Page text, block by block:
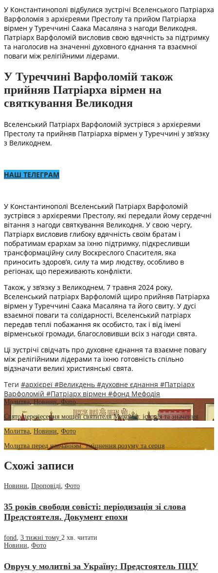
У Константинополі відбулися зустрічі Вселенського Патріарха
Варфоломія з архієреями Престолу та прийом Патріарха
вірмен у Туреччині Саака Масаляна з нагоди Великодня.
Патріарх Варфоломій висловив свою вдячність за підтримку
та наголосив на значенні духовного єднання та взаємної
поваги між релігійними лідерами.
У Туреччині Варфоломій також
прийняв Патріарха вірмен на
святкування Великодня
Вселенський Патріарх Варфоломій зустрівся з архієреями
Престолу та прийняв Патріарха вірмен у Туреччині у зв’язку
з Великоднем.
НАШ ТЕЛЕГРАМ
У Константинополі Вселенський Патріарх Варфоломій
зустрівся з архієреями Престолу, які передали йому сердечні
вітання з нагоди святкування Великодня. У свою чергу,
Патріарх висловив глибоку вдячність своїм братам і
побратимам єрархам за їхню підтримку, підкресливши
трансформаційну силу Воскреслого Спасителя, яка
приносить здоров’я, силу та мир людству, особливо в
регіонах, що переживають конфлікти.
Також, у зв’язку з Великоднем, 7 травня 2024 року,
Вселенський патріарх Варфоломій щиро прийняв Патріарха
вірмен у Туреччині Саака Масаляна та його свиту. У дусі
взаємної поваги та солідарності, Вселенський патріарх
передав теплі побажання як особисто, так і від імені
вірменської громади, благословивши всіх з нагоди свята.
Ці зустрічі свідчать про духовне єднання та взаємне повагу
між релігійними лідерами та їхню готовність спільно
відзначати великі християнські свята.
Теги #архієреї #Великдень #духовне єднання #Патріарх
Варфоломій #Патріарх вірмен #фонд Мефодія
Молитва,Новини,Фото
Свято перенесення мощей святителя Миколая: історія та значення
Молитва Новини Фото
Молитва перед навчанням: зміцнення розуму та серця
Схожі записи
Новини, Проповіді, Фото
35 років свободи совісті: періодизація зі слова
Предстоятеля. Документ епохи
fond, 3 тижні тому 2 хв. читати
Новини, Фото
Овруч у молитві за Україну: Предстоятель ПЦУ